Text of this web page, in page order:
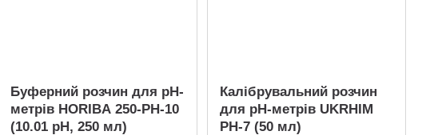
Буферний розчин для pH-
метрів HORIBA 250-PH-10
(10.01 pH, 250 мл)
Калібрувальний розчин
для pH-метрів UKRHIM
PH-7 (50 мл)